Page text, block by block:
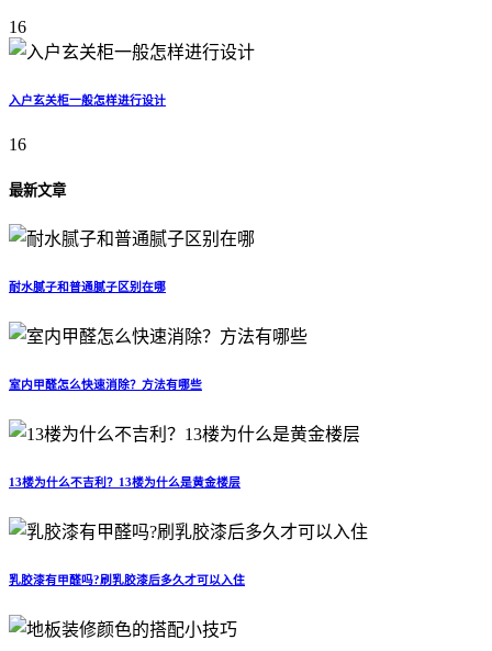
16
入户玄关柜一般怎样进行设计
16
最新文章
耐水腻子和普通腻子区别在哪
室内甲醛怎么快速消除？方法有哪些
13楼为什么不吉利？13楼为什么是黄金楼层
乳胶漆有甲醛吗?刷乳胶漆后多久才可以入住